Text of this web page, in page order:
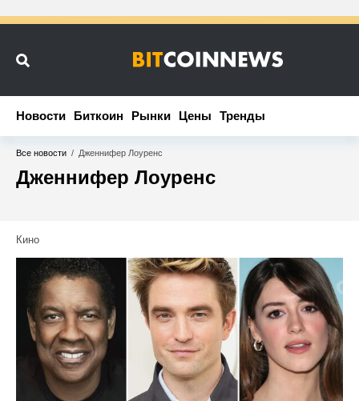
Новости Биткоин Рынки Цены Тренды
Новости Биткоин Рынки Цены Тренды
Все новости / Дженнифер Лоуренс
Дженнифер Лоуренс
Кино